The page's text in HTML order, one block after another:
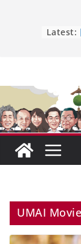
Latest:
UMAI